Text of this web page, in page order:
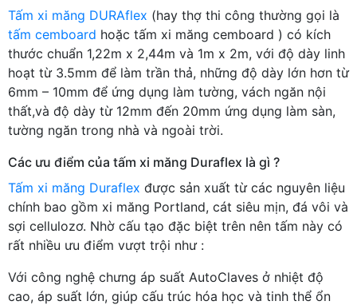
Tấm xi măng DURAflex (hay thợ thi công thường gọi là
tấm cemboard hoặc tấm xi măng cemboard ) có kích
thước chuẩn 1,22m x 2,44m và 1m x 2m, với độ dày linh
hoạt từ 3.5mm để làm trần thả, những độ dày lớn hơn từ
6mm – 10mm để ứng dụng làm tường, vách ngăn nội
thất,và độ dày từ 12mm đến 20mm ứng dụng làm sàn,
tường ngăn trong nhà và ngoài trời.
Các ưu điểm của tấm xi măng Duraflex là gì ?
Tấm xi măng Duraflex được sản xuất từ các nguyên liệu
chính bao gồm xi măng Portland, cát siêu mịn, đá vôi và
sợi cellulozơ. Nhờ cấu tạo đặc biệt trên nên tấm này có
rất nhiều ưu điểm vượt trội như :
Với công nghệ chưng áp suất AutoClaves ở nhiệt độ
cao, áp suất lớn, giúp cấu trúc hóa học và tinh thể ổn